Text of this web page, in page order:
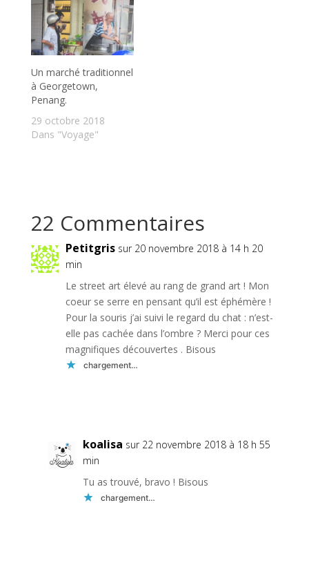
Un marché traditionnel
à Georgetown,
Penang.
29 octobre 2018
Dans "Voyage"
22 Commentaires
Petitgris sur 20 novembre 2018 à 14 h 20
min
Le street art élevé au rang de grand art ! Mon
coeur se serre en pensant qu’il est éphémère !
Pour la souris j’ai suivi le regard du chat : n’est-
elle pas cachée dans l’ombre ? Merci pour ces
magnifiques découvertes . Bisous
chargement…
koalisa sur 22 novembre 2018 à 18 h 55
min
Tu as trouvé, bravo ! Bisous
chargement…